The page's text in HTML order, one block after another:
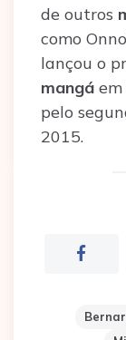
de outros
como
lançou o
mangá
pelo
2015.